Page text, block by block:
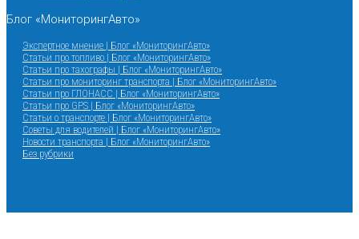
Блог «МониторингАвто»
Экспертное мнение | Блог «МониторингАвто»
Статьи про топливо | Блог «МониторингАвто»
Статьи про тахографы | Блог «МониторингАвто»
Статьи про мониторинг транспорта | Блог «МониторингАвто»
Статьи про ГЛОНАСС | Блог «МониторингАвто»
Статьи про GPS | Блог «МониторингАвто»
Статьи о транспорте | Блог «МониторингАвто»
Советы для водителей | Блог «МониторингАвто»
Новости транспорта | Блог «МониторингАвто»
Без рубрики